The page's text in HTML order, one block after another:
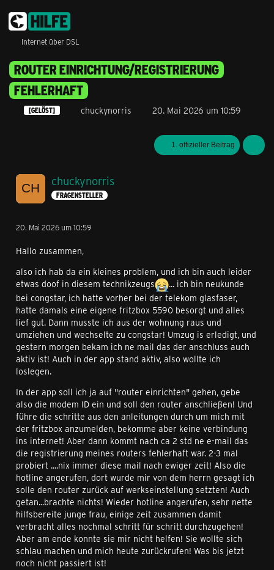
Internet über DSL
ROUTER EINRICHTUNG/REGISTRIERUNG
FEHLERHAFT
[GELÖST] chuckynorris 20. Mai 2026 um 10:59
1. offizieller Beitrag
chuckynorris
FRAGENSTELLER
20. Mai 2026 um 10:59
Hallo zusammen,
also ich hab da ein kleines problem, und ich bin auch leider
etwas doof in diesem technikzeugs
... ich bin neukunde
bei congstar, ich hatte vorher bei der telekom glasfaser,
hatte damals eine eigene fritzbox 5590 besorgt und alles
lief gut. Dann musste ich aus der wohnung raus und
umziehen und wechselte zu congstar! Umzug is erledigt, und
gestern morgen bekam ich ne mail das der anschluss auch
aktiv ist! Auch in der app stand aktiv, also wollte ich
loslegen.
In der app soll ich ja auf "router einrichten" gehen, gebe
also die modem ID ein und soll den router anschließen! Und
führe die schritte aus den anleitungen durch um mich mit
der fritzbox anzumelden, bekomme aber keine verbindung
ins internet! Aber dann kommt nach ca 2 std ne e-mail das
die registrierung meines routers fehlerhaft war. 2-3 mal
probiert ....nix immer diese mail nach ewiger zeit! Also die
hotline angerufen, dort wurde mir von dem herrn gesagt ich
solle den router zurück auf werkseinstellung setzten! Auch
getan...brachte nichts! Wieder hotline angerufen, sehr nette
hilfsbereite junge frau, einige zeit zusammen damit
verbracht alles nochmal schritt für schritt durchzugehen!
Aber am ende konnte sie mir nicht helfen! Sie wollte sich
schlau machen und mich heute zurückrufen! Was bis jetzt
noch nicht passiert ist!